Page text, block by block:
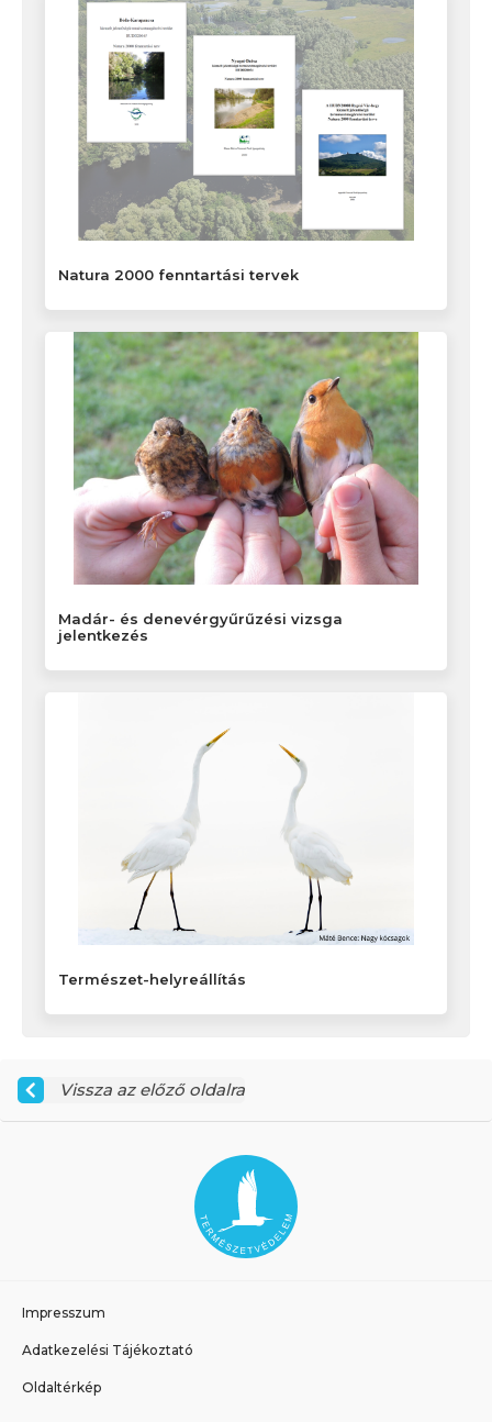
Natura 2000 fenntartási tervek
Madár- és denevérgyűrűzési vizsga
jelentkezés
Természet-helyreállítás
Vissza az előző oldalra
Impresszum
Adatkezelési Tájékoztató
Oldaltérkép